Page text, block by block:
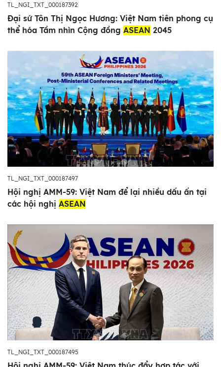
TL_NGI_TXT_000187392
Đại sứ Tôn Thị Ngọc Hương: Việt Nam tiên phong cụ
thể hóa Tầm nhìn Cộng đồng ASEAN 2045
TL_NGI_TXT_000187497
Hội nghị AMM-59: Việt Nam để lại nhiều dấu ấn tại
các hội nghị ASEAN
TL_NGI_TXT_000187495